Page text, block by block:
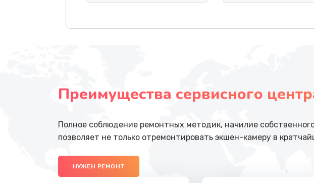
Преимущества сервисного
Полное соблюдение ремонтных методик, начилие
позволяет не только отремонтировать экшен-камеру в
НУЖЕН РЕМОНТ